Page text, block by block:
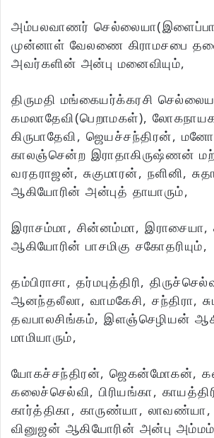
அம்பலவாணர்
முன்னாள் வேலணை கிராமசபை
அவர்களின் அன்பு மனைவியும்,
திருமதி மங்கையர்க்கரசி
கமலாதேவி(பெறாமகள்),
கிருபாதேவி, ஜெயச்சந்திரன்,
காலஞ்சென்ற இராதாகிருஷ்ணன்
வரதராஜன், சுகுமாரன், நளினி,
ஆகியோரின் அன்புத் தாயாரும்,
இராசம்மா, சின்னம்மா, இராசையா,
ஆகியோரின் பாசமிகு சகோதரியும்,
தம்பிராசா, தர்மபுத்திரி,
ஆனந்தலீலா, வாமகேசி, சந்திரா,
தவபாலசிங்கம், இளஞ்செழியன்
மாமியாரும்,
யோகச்சந்திரன், ஜெகன்மோகன்,
கலைச்செல்வி, பிரியங்கா,
கார்த்திகா, காருண்யா, லாவண்யா,
வினுஜன் ஆகியோரின் அன்பு